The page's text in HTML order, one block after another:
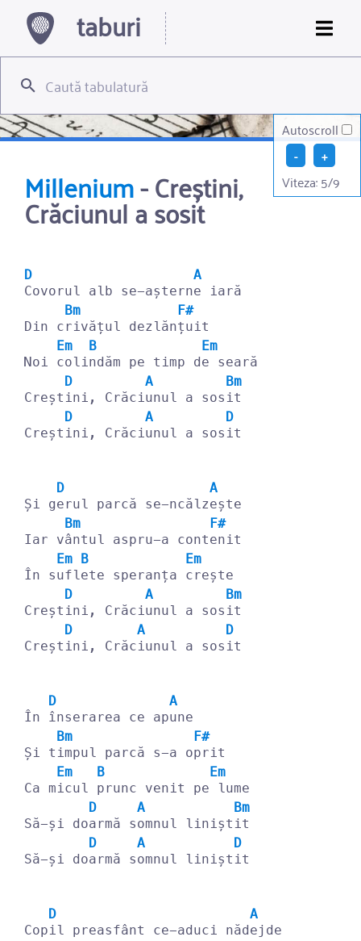
taburi
Autoscroll
- +
Viteza:5/9
Millenium-Creștini,
Crăciunul a sosit
D
Covorul alb se-aștern
A
e iară
Din c
Bm
rivățul dezlăn
F#
țuit
Noi
Em
coli
B
ndăm pe timp d
Em
e seară
Creșt
D
ini, Crăci
A
unul a sos
Bm
it
Creșt
D
ini, Crăci
A
unul a sos
D
it
Și g
D
erul parcă se-ncălz
A
ește
Iar v
Bm
ântul aspru-a cont
F#
enit
În s
Em
ufl
B
ete speranța
Em
crește
Creșt
D
ini, Crăci
A
unul a sos
Bm
it
Creșt
D
ini, Crăc
A
iunul a sos
D
it
În
D
înserarea ce ap
A
une
Și t
Bm
impul parcă s-a o
F#
prit
Ca m
Em
icul
B
prunc venit pe
Em
lume
Să-și do
D
armă s
A
omnul linișt
Bm
it
Să-și do
D
armă s
A
omnul linișt
D
it
Cop
D
il preasfânt ce-aduci năd
A
ejde